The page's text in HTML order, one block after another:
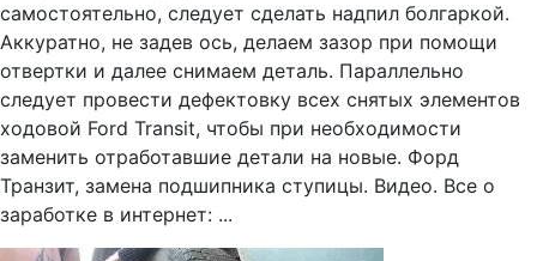
самостоятельно, следует сделать надпил болгаркой.
Аккуратно, не задев ось, делаем зазор при помощи
отвертки и далее снимаем деталь. Параллельно
следует провести дефектовку всех снятых элементов
ходовой Ford Transit, чтобы при необходимости
заменить отработавшие детали на новые. Форд
Транзит, замена подшипника ступицы. Видео. Все о
заработке в интернет: ...